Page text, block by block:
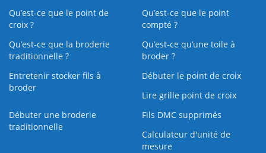
Qu’est-ce que le point de
croix ?
Qu’est-ce que le point
compté ?
Qu’est-ce que la broderie
traditionnelle ?
Qu’est‑ce qu’une toile à
broder ?
Entretenir stocker fils à
broder
Débuter le point de croix
Lire grille point de croix
Débuter une broderie
traditionnelle
Fils DMC supprimés
Calculateur d'unité de
mesure